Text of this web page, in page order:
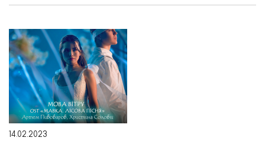
14.02.2023